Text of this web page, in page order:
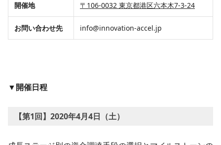
​開催地 ​〒106-0032 東京都港区六本木7-3-24
お問い合わせ先​ ​info@innovation-accel.jp
▼開催日程
【第1回】2020年4月4日（土）